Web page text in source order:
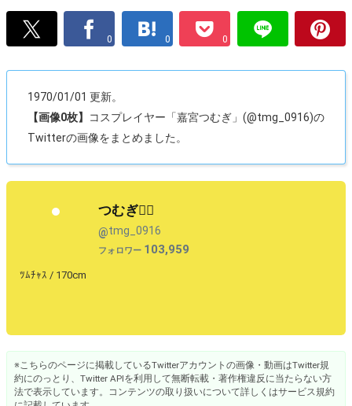
0 0 0
1970/01/01 更新。
【画像0枚】
コスプレイヤー「嘉宮つむぎ」(@tmg_0916)の
Twitterの画像をまとめました。
つむぎ❤️‍🔥
@tmg_0916
フォロワー 103,959
ﾂﾑﾁｬｽ / 170cm
※こちらのページに掲載しているTwitterアカウントの画像・動画はTwitter規
約にのっとり、Twitter APIを利用して無断転載・著作権違反に当たらない方
法で表示しています。コンテンツの取り扱いについて詳しくはサービス規約